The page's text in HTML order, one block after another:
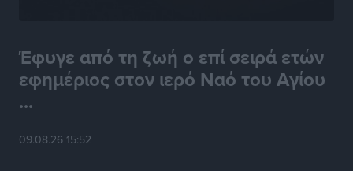
Έφυγε από τη ζωή ο επί σειρά ετών
εφημέριος στον ιερό Ναό του Αγίου
...
09.08.26 15:52